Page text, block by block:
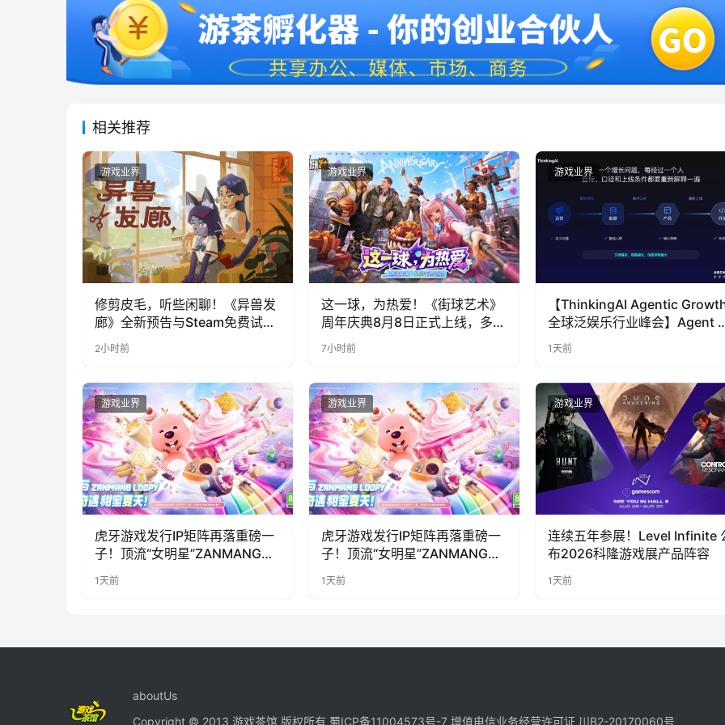
相关推荐
游戏业界
修剪皮毛，听些闲聊！《异兽发
廊》全新预告与Steam免费试玩
公开
2小时前
游戏业界
这一球，为热爱！《街球艺术》
周年庆典8月8日正式上线，多重
福利与全新内容同步开启
7小时前
游戏业界
【ThinkingAI Agentic
全球泛娱乐行业峰会】Agent
代，人到底负责什么
1天前
游戏业界
虎牙游戏发行IP矩阵再落重磅一
子！顶流“女明星”ZANMANG
奇遇》惊喜曝光
1天前
游戏业界
虎牙游戏发行IP矩阵再落重磅一
子！顶流“女明星”ZANMANG
奇遇》惊喜曝光
1天前
游戏业界
连续五年参展！Level Infinite
布2026科隆游戏展产品阵容
1天前
aboutUs
Copyright © 2013 游戏茶馆 版权所有 蜀ICP备11004573号-7 增值电信业务经营许可证 川B2-20170060号